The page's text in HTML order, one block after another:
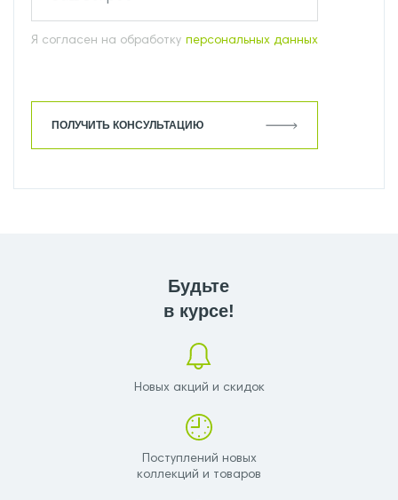
Я согласен на обработку персональных данных
ПОЛУЧИТЬ КОНСУЛЬТАЦИЮ
Будьте
в курсе!
Новых акций и скидок
Поступлений новых
коллекций и товаров